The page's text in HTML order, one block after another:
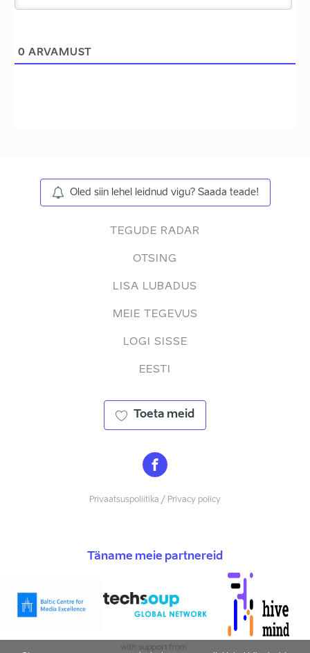
0 ARVAMUST
Oled siin lehel leidnud vigu? Saada teade!
TEGUDE RADAR
OTSING
LISA LUBADUS
MEIE TEGEVUS
LOGI SISSE
EESTI
Toeta meid
Privaatsuspoliitika / Privacy policy
Täname meie partnereid